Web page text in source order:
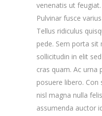
venenatis ut
Pulvinar fusce
Tellus ridiculus
pede. Sem porta sit
sollicitudin in elit
cras quam. Ac urna
posuere libero. Con
nisl magna nulla
assumenda auctor